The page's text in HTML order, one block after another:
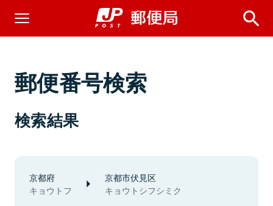
郵便番号検索
検索結果
京都府
キョウトフ
京都市伏見区
キョウトシフシミク